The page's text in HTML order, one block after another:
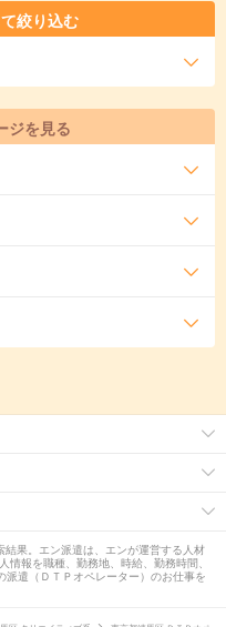
絞り込む
ジを見る
果。エン派遣は、エンが運営する人材
報を職種、勤務地、時給、勤務時間、
遣（ＤＴＰオペレーター）のお仕事を